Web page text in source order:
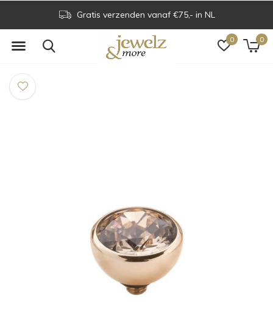
0 0
Gratis verzenden vanaf €75,- in NL